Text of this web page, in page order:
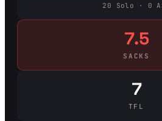
20 Solo · 0
7.5
SACKS
7
TFL